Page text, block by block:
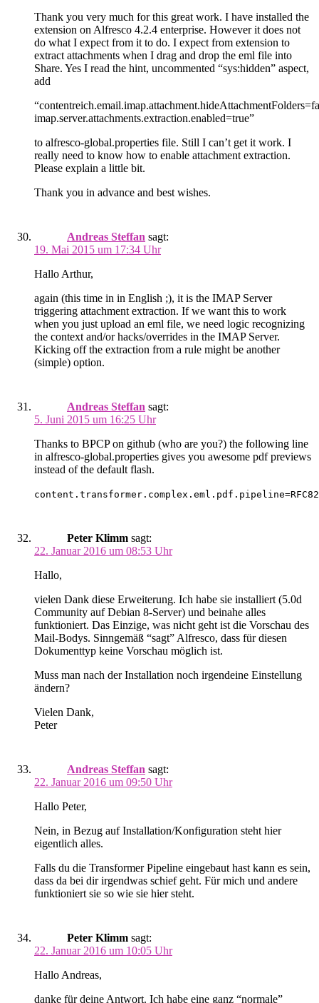
Thank you very much for this great work. I have installed the
extension on Alfresco 4.2.4 enterprise. However it does not
do what I expect from it to do. I expect from extension to
extract attachments when I drag and drop the eml file into
Share. Yes I read the hint, uncommented “sys:hidden” aspect,
add
imap.server.attachments.extraction.enabled=true”
to alfresco-global.properties file. Still I can’t get it work. I
really need to know how to enable attachment extraction.
Please explain a little bit.
Thank you in advance and best wishes.
Andreas Steffan sagt:
19. Mai 2015 um 17:34 Uhr
Hallo Arthur,
again (this time in in English ;), it is the IMAP Server
triggering attachment extraction. If we want this to work
when you just upload an eml file, we need logic recognizing
the context and/or hacks/overrides in the IMAP Server.
Kicking off the extraction from a rule might be another
(simple) option.
Andreas Steffan sagt:
5. Juni 2015 um 16:25 Uhr
Thanks to BPCP on github (who are you?) the following line
in alfresco-global.properties gives you awesome pdf previews
instead of the default flash.
Peter Klimm sagt:
22. Januar 2016 um 08:53 Uhr
Hallo,
vielen Dank diese Erweiterung. Ich habe sie installiert (5.0d
Community auf Debian 8-Server) und beinahe alles
funktioniert. Das Einzige, was nicht geht ist die Vorschau des
Mail-Bodys. Sinngemäß “sagt” Alfresco, dass für diesen
Dokumenttyp keine Vorschau möglich ist.
Muss man nach der Installation noch irgendeine Einstellung
ändern?
Vielen Dank,
Peter
Andreas Steffan sagt:
22. Januar 2016 um 09:50 Uhr
Hallo Peter,
Nein, in Bezug auf Installation/Konfiguration steht hier
eigentlich alles.
Falls du die Transformer Pipeline eingebaut hast kann es sein,
dass da bei dir irgendwas schief geht. Für mich und andere
funktioniert sie so wie sie hier steht.
Peter Klimm sagt:
22. Januar 2016 um 10:05 Uhr
Hallo Andreas,
danke für deine Antwort. Ich habe eine ganz “normale”